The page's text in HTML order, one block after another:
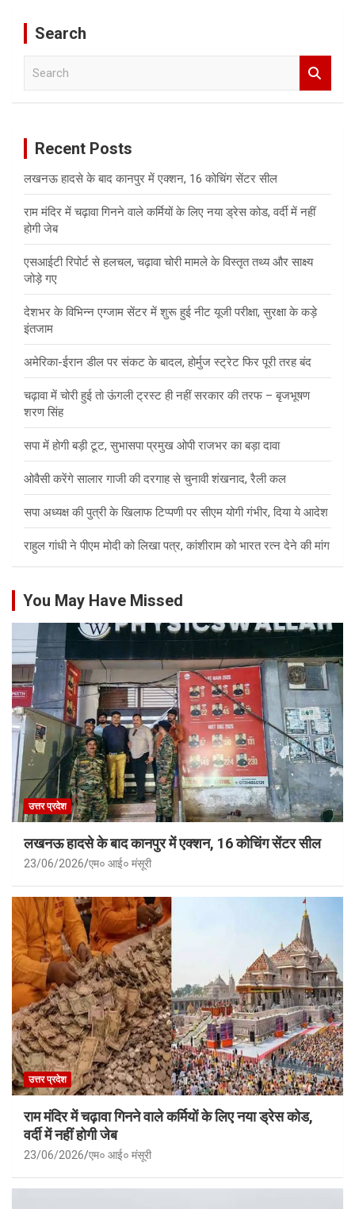
Search
Recent Posts
लखनऊ हादसे के बाद कानपुर में एक्शन, 16 कोचिंग सेंटर सील
राम मंदिर में चढ़ावा गिनने वाले कर्मियों के लिए नया ड्रेस कोड, वर्दी में नहीं
होगी जेब
एसआईटी रिपोर्ट से हलचल, चढ़ावा चोरी मामले के विस्तृत तथ्य और साक्ष्य
जोड़े गए
देशभर के विभिन्न एग्जाम सेंटर में शुरू हुई नीट यूजी परीक्षा, सुरक्षा के कड़े
इंतजाम
अमेरिका-ईरान डील पर संकट के बादल, होर्मुज स्ट्रेट फिर पूरी तरह बंद
चढ़ावा में चोरी हुई तो ऊंगली ट्रस्ट ही नहीं सरकार की तरफ – बृजभूषण
शरण सिंह
सपा में होगी बड़ी टूट, सुभासपा प्रमुख ओपी राजभर का बड़ा दावा
ओवैसी करेंगे सालार गाजी की दरगाह से चुनावी शंखनाद, रैली कल
सपा अध्यक्ष की पुत्री के खिलाफ टिप्पणी पर सीएम योगी गंभीर, दिया ये आदेश
राहुल गांधी ने पीएम मोदी को लिखा पत्र, कांशीराम को भारत रत्न देने की मांग
You May Have Missed
उत्तर प्रदेश
लखनऊ हादसे के बाद कानपुर में एक्शन, 16 कोचिंग सेंटर सील
23/06/2026 एम० आई० मंसूरी
उत्तर प्रदेश
राम मंदिर में चढ़ावा गिनने वाले कर्मियों के लिए नया ड्रेस कोड,
वर्दी में नहीं होगी जेब
23/06/2026 एम० आई० मंसूरी